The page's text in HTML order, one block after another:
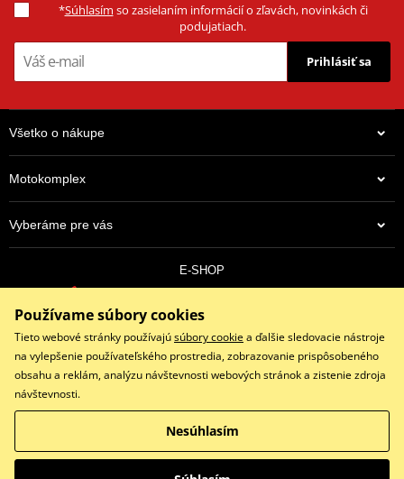
*Súhlasím so zasielaním informácií o zľavách, novinkách či
podujatiach.
Prihlásiť sa
Všetko o nákupe
Motokomplex
Vyberáme pre vás
E-SHOP
objednavky@eshopmotokomplex.sk
Po - Pia: 8:30-17:00 | Nedeľa: ZATVORENÉ
Facebook
Copyright © 2026 www.eshopmotokomplex.sk
Všetky práva vyhradené
Používame súbory cookies
Tieto webové stránky používajúsúbory cookiea ďalšie sledovacie nástroje
na vylepšenie používateľského prostredia, zobrazovanie prispôsobeného
obsahu a reklám, analýzu návštevnosti webových stránok a zistenie zdroja
návštevnosti.
Nesúhlasím